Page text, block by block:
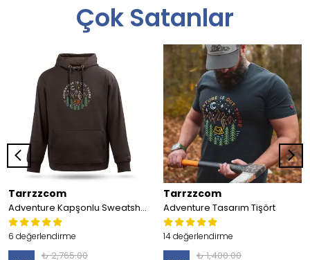
Çok Satanlar
Tarrzzcom
Adventure Kapşonlu Sweatshirt
6 değerlendirme
₺ 2,765.00
Tarrzzcom
Adventure Tasarım Tişört
14 değerlendirme
₺ 1,400.00